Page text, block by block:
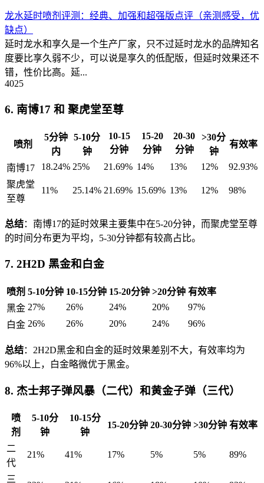
龙水延时喷剂评测：经典、加强和超强版点评（亲测感受，优
缺点）
延时龙水和享久是一个生产厂家，只不过延时龙水的品牌知名
度要比享久弱不少，可以说是享久的低配版，但延时效果还不
错，性价比高。延...
4025
6. 南博17 和 聚虎堂至尊
喷剂
5分钟
内
5-10分
钟
10-15
分钟
15-20
分钟
20-30
分钟
>30分
钟
有效率
南博17 18.24% 25% 21.69% 14% 13% 12%
92.93%
聚虎堂
至尊
11% 25.14% 21.69% 15.69% 13% 12% 98%
总结：南博17的延时效果主要集中在5-20分钟，而聚虎堂至尊
的时间分布更为平均，5-30分钟都有较高占比。
7. 2H2D 黑金和白金
喷剂 5-10分钟 10-15分钟 15-20分钟 >20分钟 有效率
黑金 27% 26% 24% 20%
97%
白金 26% 26% 20% 24% 96%
总结：2H2D黑金和白金的延时效果差别不大，有效率均为
96%以上，白金略微优于黑金。
8. 杰士邦子弹风暴（二代）和黄金子弹（三代）
喷
剂
5-10分
钟
10-15分
钟
15-20分钟 20-30分钟 >30分钟 有效率
二
代
21% 41% 17% 5% 5% 89%
三